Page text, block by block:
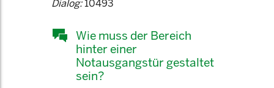
Dialog:10493
Wie muss der Bereich
hinter einer
Notausgangstür gestaltet
sein?